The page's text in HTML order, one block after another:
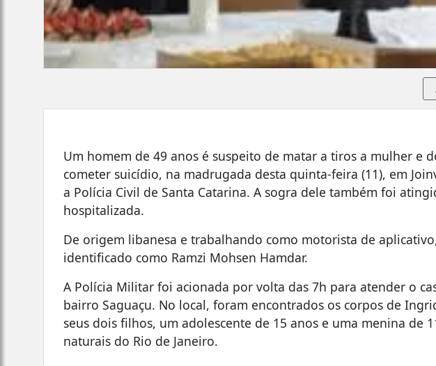
Um homem de 49 anos é suspeito de matar a tiros a mulher e
cometer suicídio, na madrugada desta quinta-feira (11), em
a Polícia Civil de Santa Catarina. A sogra dele também foi
hospitalizada.
De origem libanesa e trabalhando como motorista de
identificado como Ramzi Mohsen Hamdar.
A Polícia Militar foi acionada por volta das 7h para atender o
bairro Saguaçu. No local, foram encontrados os corpos de
seus dois filhos, um adolescente de 15 anos e uma menina de
naturais do Rio de Janeiro.